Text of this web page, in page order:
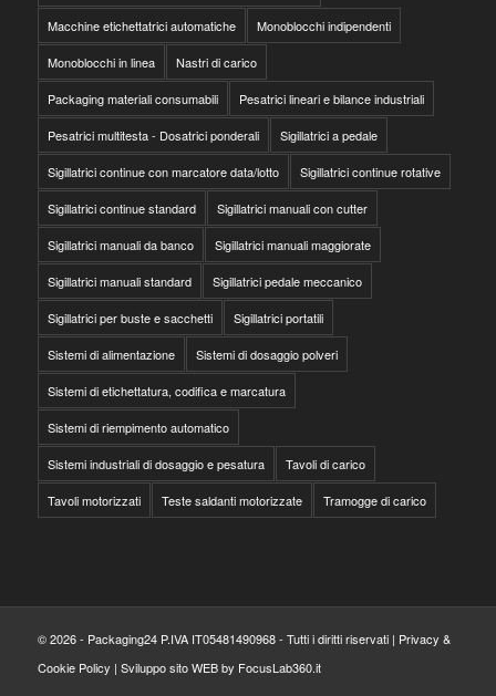
Macchine etichettatrici automatiche Monoblocchi indipendenti
Monoblocchi in linea Nastri di carico
Packaging materiali consumabili Pesatrici lineari e bilance industriali
Pesatrici multitesta - Dosatrici ponderali Sigillatrici a pedale
Sigillatrici continue con marcatore data/lotto Sigillatrici continue rotative
Sigillatrici continue standard Sigillatrici manuali con cutter
Sigillatrici manuali da banco Sigillatrici manuali maggiorate
Sigillatrici manuali standard Sigillatrici pedale meccanico
Sigillatrici per buste e sacchetti Sigillatrici portatili
Sistemi di alimentazione Sistemi di dosaggio polveri
Sistemi di etichettatura, codifica e marcatura
Sistemi di riempimento automatico
Sistemi industriali di dosaggio e pesatura Tavoli di carico
Tavoli motorizzati Teste saldanti motorizzate Tramogge di carico
© 2026 - Packaging24 P.IVA IT05481490968 - Tutti i diritti riservati | Privacy &
Cookie Policy | Sviluppo sito WEB by FocusLab360.it